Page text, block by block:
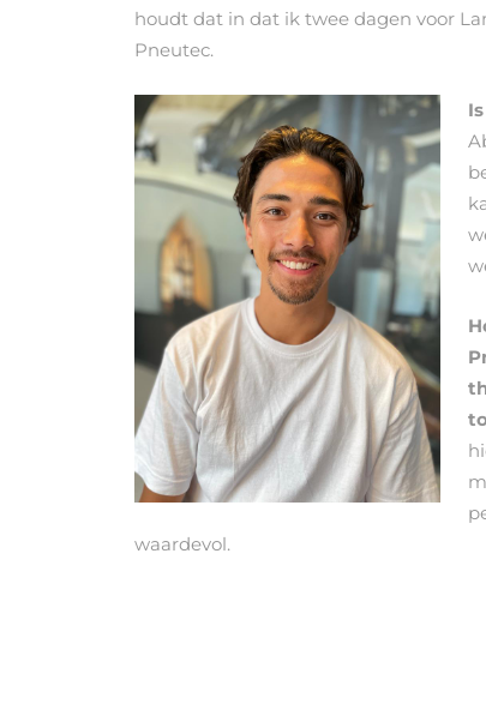
houdt dat in dat ik twee dagen voor
Pneutec.
waardevol.